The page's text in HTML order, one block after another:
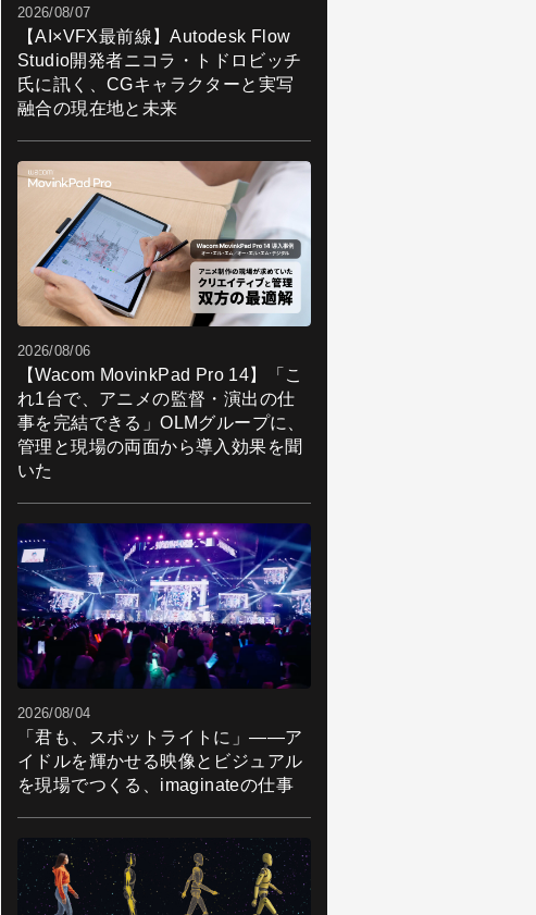
2026/08/07
【AI×VFX最前線】Autodesk Flow
Studio開発者ニコラ・トドロビッチ
氏に訊く、CGキャラクターと実写
融合の現在地と未来
2026/08/06
【Wacom MovinkPad Pro 14】「こ
れ1台で、アニメの監督・演出の仕
事を完結できる」OLMグループに、
管理と現場の両面から導入効果を聞
いた
2026/08/04
「君も、スポットライトに」――ア
イドルを輝かせる映像とビジュアル
を現場でつくる、imaginateの仕事